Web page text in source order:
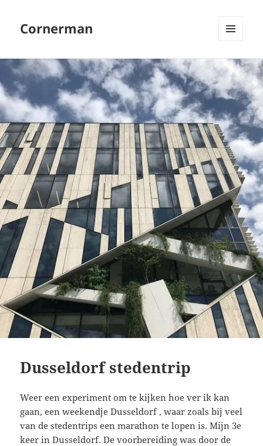
Cornerman
WIDGETS
Dusseldorf stedentrip
Weer een experiment om te kijken hoe ver ik kan
gaan, een weekendje Dusseldorf , waar zoals bij veel
van de stedentrips een marathon te lopen is. Mijn 3e
keer in Dusseldorf. De voorbereiding was door de